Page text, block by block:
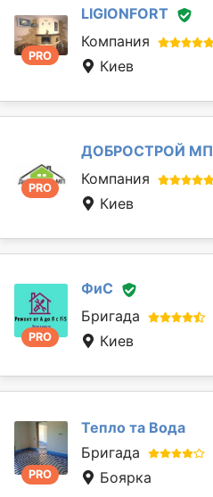
PRO
LIGIONFORT
Компания
Киев
PRO
ДОБРОСТРОЙ МП
Компания
Киев
PRO
ФиС
Бригада
Киев
PRO
Тепло та Вода
Бригада
Боярка